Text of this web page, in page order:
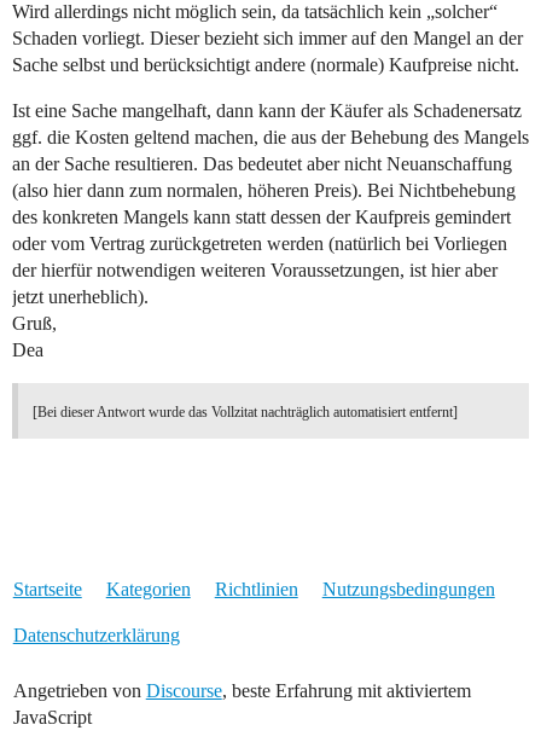
Wird allerdings nicht möglich sein, da tatsächlich kein „solcher“
Schaden vorliegt. Dieser bezieht sich immer auf den Mangel an der
Sache selbst und berücksichtigt andere (normale) Kaufpreise nicht.
Ist eine Sache mangelhaft, dann kann der Käufer als Schadenersatz
ggf. die Kosten geltend machen, die aus der Behebung des Mangels
an der Sache resultieren. Das bedeutet aber nicht Neuanschaffung
(also hier dann zum normalen, höheren Preis). Bei Nichtbehebung
des konkreten Mangels kann statt dessen der Kaufpreis gemindert
oder vom Vertrag zurückgetreten werden (natürlich bei Vorliegen
der hierfür notwendigen weiteren Voraussetzungen, ist hier aber
jetzt unerheblich).
Gruß,
Dea
[Bei dieser Antwort wurde das Vollzitat nachträglich automatisiert entfernt]
Startseite Kategorien Richtlinien Nutzungsbedingungen
Datenschutzerklärung
Angetrieben von Discourse, beste Erfahrung mit aktiviertem
JavaScript